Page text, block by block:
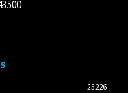
25226